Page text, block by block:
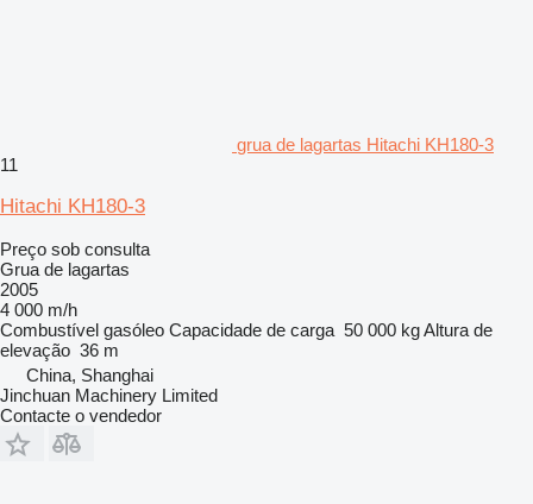
grua de lagartas Hitachi KH180-3
11
Hitachi KH180-3
Preço sob consulta
Grua de lagartas
2005
4 000 m/h
Combustível gasóleo Capacidade de carga 50 000 kgAltura de
elevação 36 m
China, Shanghai
Jinchuan Machinery Limited
Contacte o vendedor